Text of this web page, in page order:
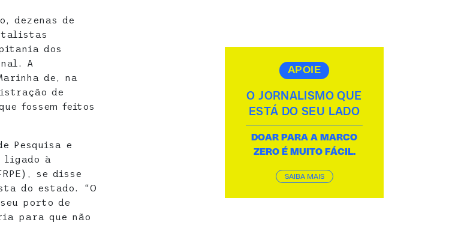
dezenas de
dos
A
de, na
de
fossem feitos
Pesquisa e
ligado à
se disse
do estado. “O
porto de
para que não
APOIE
O JORNALISMO QUE
ESTÁ DO SEU LADO
DOAR PARA A MARCO
ZERO É MUITO FÁCIL.
SAIBA MAIS